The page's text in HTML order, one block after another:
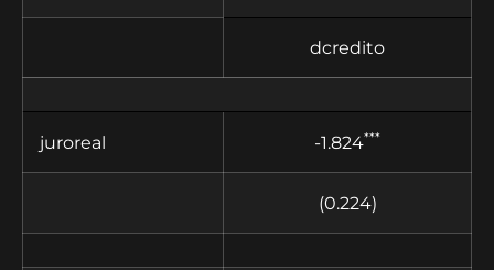
dcredito
juroreal -1.824***
(0.224)